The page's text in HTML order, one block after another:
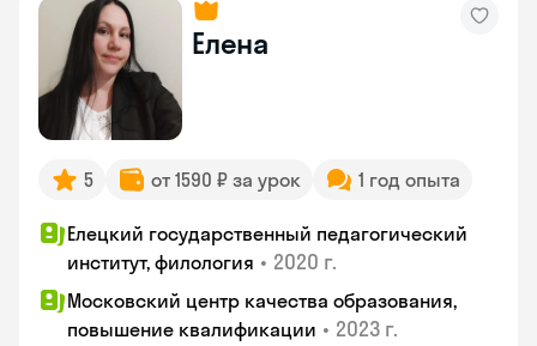
Елена
5 от 1590 ₽ за урок 1 год опыта
Елецкий государственный педагогический
институт, филология • 2020 г.
Московский центр качества образования,
повышение квалификации • 2023 г.